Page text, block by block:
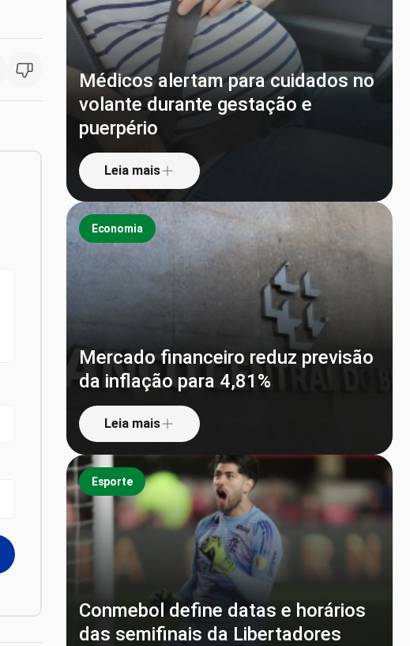
Médicos alertam para cuidados no
volante durante gestação e
puerpério
Leia mais
Economia
Mercado financeiro reduz previsão
da inflação para 4,81%
Leia mais
Esporte
Conmebol define datas e horários
das semifinais da Libertadores